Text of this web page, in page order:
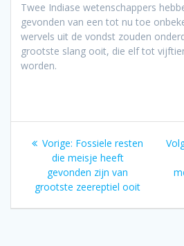
Twee Indiase wetenschappers
gevonden van een tot nu toe
wervels uit de vondst zouden
grootste slang ooit, die elf tot
worden.
Bericht
navigatie
Vorige: Vorig
bericht:
Fossiele resten
die meisje heeft
gevonden zijn van
grootste zeereptiel ooit